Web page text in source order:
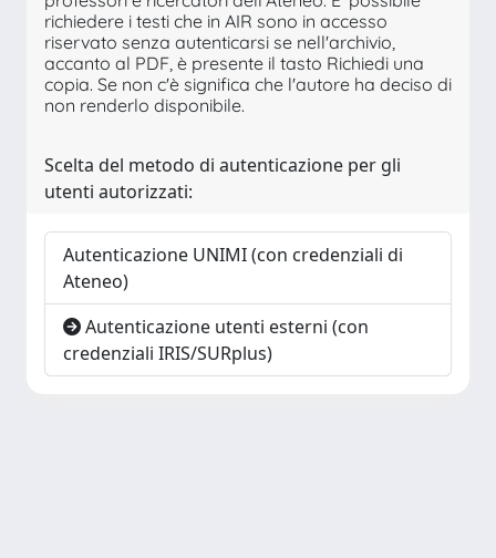
richiedere i testi che in AIR sono in accesso
riservato senza autenticarsi se nell'archivio,
accanto al PDF, è presente il tasto Richiedi una
copia. Se non c'è significa che l'autore ha deciso di
non renderlo disponibile.
Scelta del metodo di autenticazione per gli
utenti autorizzati:
Autenticazione UNIMI (con credenziali di
Ateneo)
Autenticazione utenti esterni (con
credenziali IRIS/SURplus)